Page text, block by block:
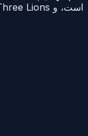
است، و Three Lions در روند 16 هستند.